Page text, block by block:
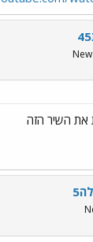
את השיר הזה